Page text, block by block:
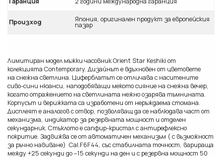
Произход Япония, оригинален продукт за европейския
пазар
Лимитиран модел мъжки часовник Orient Star Keshiki от
колекцията Contemporary. Дизайнът е вдъхновен от цветовете
на снежна светлина. Циферблатът се отличава с наситените
сиво-сини нюанси, наподобяващи мекото сияние на снежна вечер,
когато отражението на светлината нежно озарява тъмнината.
Корпусът и верижката са изработени от неръждаема стомана.
Дисплеят е аналогов с отвор, позволяващ да се наблюдава част от
механизма, индикатор за резервната мощност и отделен
секундарник. Стъклото е сапфир-кристал с антирефлексно
покритие. Задвижва се от автоматичен механизъм ( с възможност
за ръчно навиване) Cal.F6F44, със стабилната точност, варираща
между +25 секунди до –15 секунди на ден и с резервна мощност 50